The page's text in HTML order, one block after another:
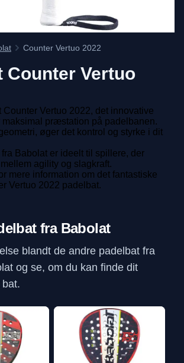
Counter Vertuo 2022
Counter Vertuo
Counter Vertuo 2022, det innovative
maksimal præstation på padelbanen.
øger det kontrol og styrke i dit
fra Babolat er ideelt til spillere, der
agility og slagkraft.
mere information om det fantastiske
Vertuo 2022 padelbat.
fra Babolat
blandt de andre padelbat fra
og se, om du kan finde dit